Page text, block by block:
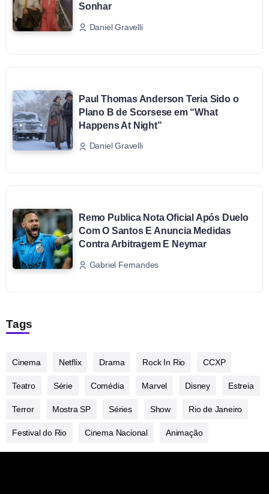
Sonhar
Daniel Gravelli
Paul Thomas Anderson Teria Sido o
Plano B de Scorsese em “What
Happens At Night”
Daniel Gravelli
Remo Publica Nota Oficial Após Duelo
Com O Santos E Anuncia Medidas
Contra Arbitragem E Neymar
Gabriel Fernandes
Tags
Cinema Netflix Drama Rock In Rio CCXP
Teatro Série Comédia Marvel Disney Estreia
Terror Mostra SP Séries Show Rio de Janeiro
Festival do Rio Cinema Nacional Animação